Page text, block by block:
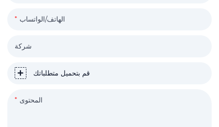
الهاتف/الواتساب
شركة
قم بتحميل متطلباتك
المحتوى